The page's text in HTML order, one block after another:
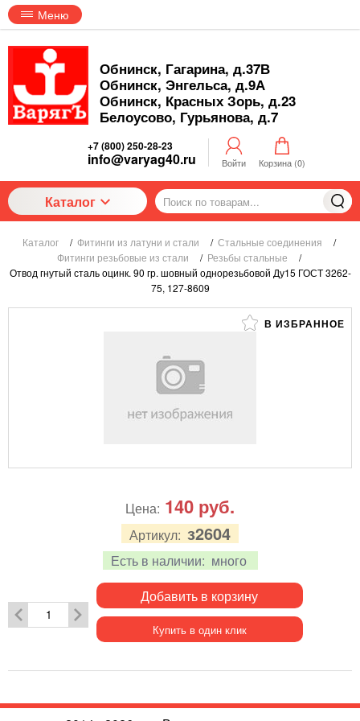
Меню
Обнинск, Гагарина, д.37В
Обнинск, Энгельса, д.9А
Обнинск, Красных Зорь, д.23
Белоусово, Гурьянова, д.7
+7 (800) 250-28-23
info@varyag40.ru Войти Корзина (0)
Каталог
Каталог / Фитинги из латуни и стали / Стальные соединения
/
Фитинги резьбовые из стали
/ Резьбы стальные
/
Отвод гнутый сталь оцинк. 90 гр. шовный однорезьбовой Ду15 ГОСТ 3262-
75, 127-8609
В ИЗБРАННОЕ
Артикул: з2604
Есть в наличии: много
Цена: 140 руб.
Добавить в корзину
Купить в один клик